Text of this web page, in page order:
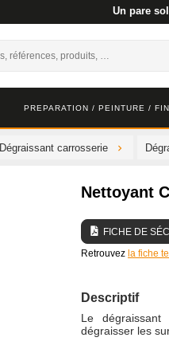
Un pare
PREPARATION / PEINTURE /
Dégraissant carrosserie
Nettoyant
FICHE DE
Retrouvez la fiche
Descriptif
Le
dégraisser les